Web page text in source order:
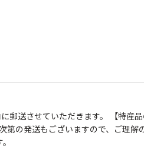
送させていただきます。 【特産
の発送もございますので、ご理